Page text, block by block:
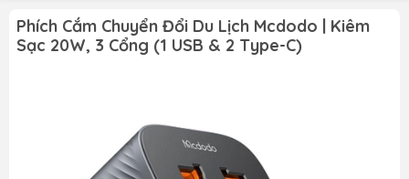
Phích Cắm Chuyển Đổi Du Lịch Mcdodo | Kiêm
Sạc 20W, 3 Cổng (1 USB & 2 Type-C)